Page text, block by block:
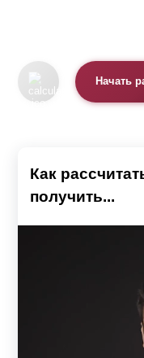
Начать
Как
получить...